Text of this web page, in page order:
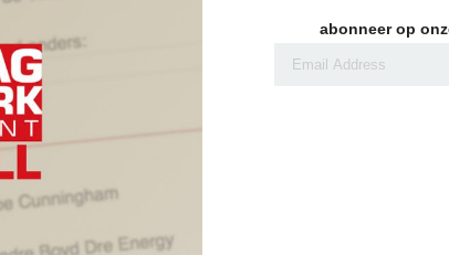
abonneer op